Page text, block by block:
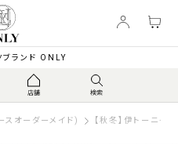
ブランド ONLY
スオーダーメイド) 【秋冬】伊トーニャ